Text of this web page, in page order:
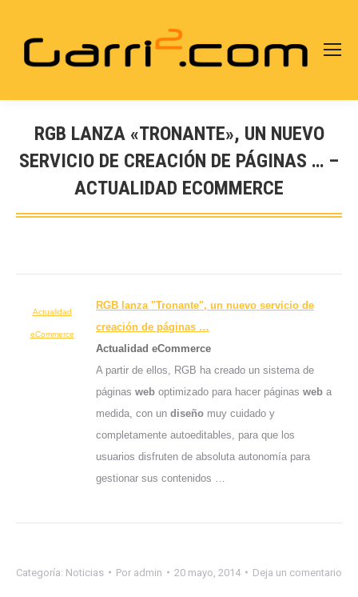
RGB LANZA «TRONANTE», UN NUEVO
SERVICIO DE CREACIÓN DE PÁGINAS … –
ACTUALIDAD ECOMMERCE
Estás aquí:
Actualidad
eCommerce
RGB lanza "Tronante", un nuevo servicio de
creación de páginas …
Actualidad eCommerce
A partir de ellos, RGB ha creado un sistema de
páginas web optimizado para hacer páginas web a
medida, con un diseño muy cuidado y
completamente autoeditables, para que los
usuarios disfruten de absoluta autonomía para
gestionar sus contenidos …
Categoría: Noticias Por admin 20 mayo, 2014 Deja un comentario